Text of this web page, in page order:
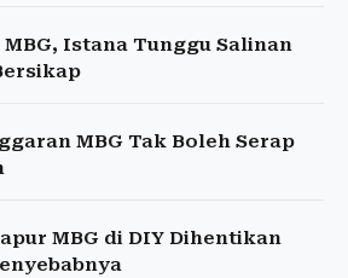
Istana Tunggu Salinan
MBG Tak Boleh Serap
MBG di DIY Dihentikan